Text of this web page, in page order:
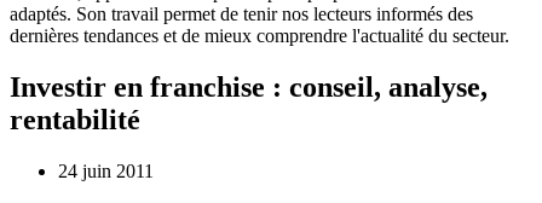
adaptés. Son travail permet de tenir nos lecteurs informés des
dernières tendances et de mieux comprendre l'actualité du secteur.
Investir en franchise : conseil, analyse,
rentabilité
24 juin 2011